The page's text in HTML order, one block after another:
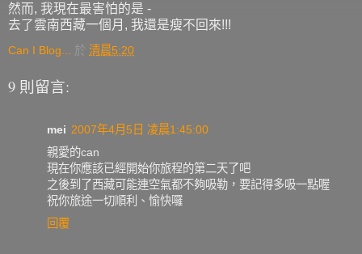
然而, 我現在最害怕的是 -
去了雲南西藏一個月, 我還是瘦不回來!!!
Can I Blog... 於 清晨5:20
9 則留言:
mei 2007年4月5日 凌晨1:45:00
親愛的can
現在你應該已經開始你旅程的第二天了吧
之後到了西藏可能連空氣都不夠吸勒，要記得多吸一點喔
祝你旅途一切順利、愉快囉
回覆